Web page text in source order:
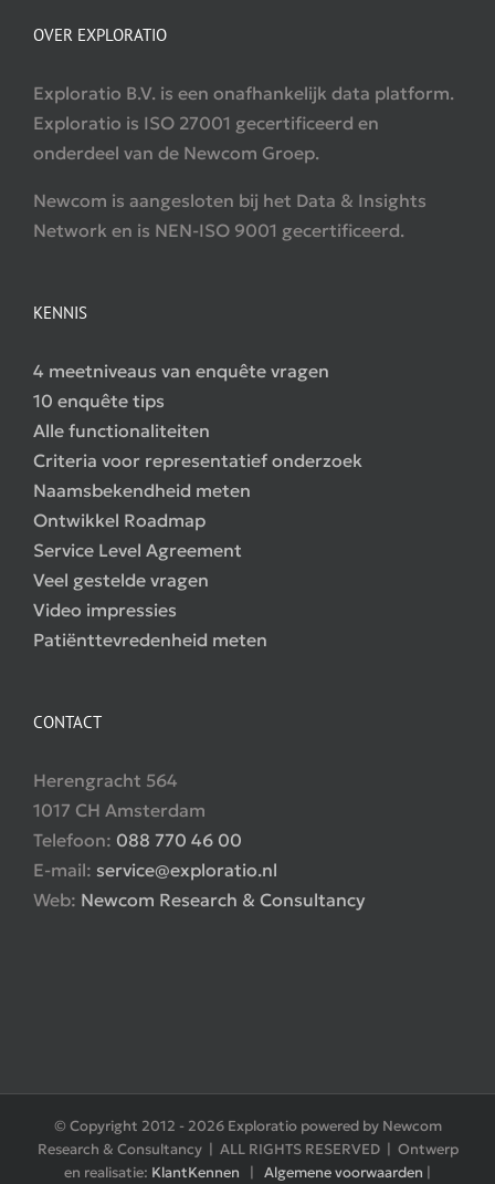
OVER EXPLORATIO
Exploratio B.V. is een onafhankelijk data platform.
Exploratio is ISO 27001 gecertificeerd en
onderdeel van de Newcom Groep.
Newcom is aangesloten bij het Data & Insights
Network en is NEN-ISO 9001 gecertificeerd.
KENNIS
4 meetniveaus van enquête vragen
10 enquête tips
Alle functionaliteiten
Criteria voor representatief onderzoek
Naamsbekendheid meten
Ontwikkel Roadmap
Service Level Agreement
Veel gestelde vragen
Video impressies
Patiënttevredenheid meten
CONTACT
Herengracht 564
1017 CH Amsterdam
Telefoon: 088 770 46 00
E-mail: service@exploratio.nl
Web: Newcom Research & Consultancy
© Copyright 2012 - 2026 Exploratio powered by Newcom
Research & Consultancy | ALL RIGHTS RESERVED | Ontwerp
en realisatie: KlantKennen | Algemene voorwaarden |